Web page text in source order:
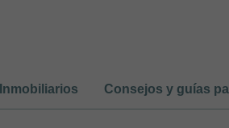
Consejos y guías